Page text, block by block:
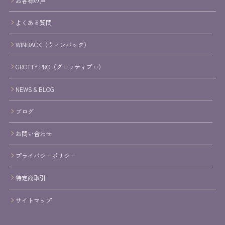
よくある質問
WINBACK（ウィンバック）
GROTTY PRO（グロッティプロ）
NEWS & BLOG
ブログ
お問い合わせ
プライバシーポリシー
特定商取引
サイトマップ